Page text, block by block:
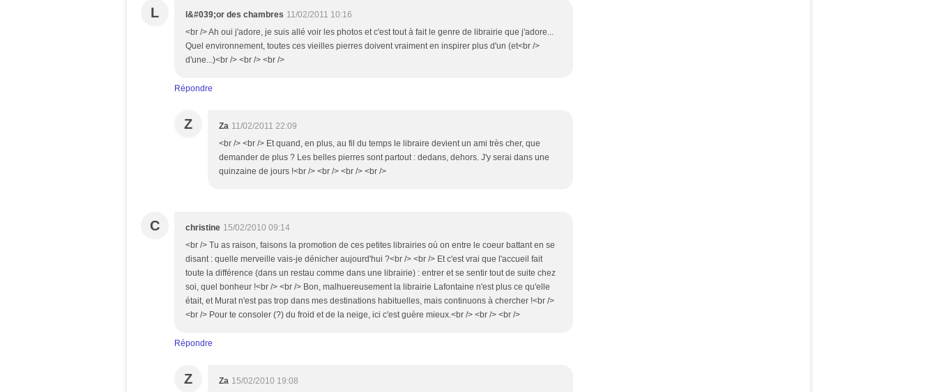
L l&#039;or des chambres 11/02/2011 10:16
<br /> Ah oui j'adore, je suis allé voir les photos et c'est tout à fait le genre de librairie que j'adore...
Quel environnement, toutes ces vieilles pierres doivent vraiment en inspirer plus d'un (et<br />
d'une...)<br /> <br /> <br />
Répondre
Z Za 11/02/2011 22:09
<br /> <br /> Et quand, en plus, au fil du temps le libraire devient un ami très cher, que
demander de plus ? Les belles pierres sont partout : dedans, dehors. J'y serai dans une
quinzaine de jours !<br /> <br /> <br /> <br />
C christine 15/02/2010 09:14
<br /> Tu as raison, faisons la promotion de ces petites librairies où on entre le coeur battant en se
disant : quelle merveille vais-je dénicher aujourd'hui ?<br /> <br /> Et c'est vrai que l'accueil fait
toute la différence (dans un restau comme dans une librairie) : entrer et se sentir tout de suite chez
soi, quel bonheur !<br /> <br /> Bon, malhuereusement la librairie Lafontaine n'est plus ce qu'elle
était, et Murat n'est pas trop dans mes destinations habituelles, mais continuons à chercher !<br />
<br /> Pour te consoler (?) du froid et de la neige, ici c'est guère mieux.<br /> <br /> <br />
Répondre
Z Za 15/02/2010 19:08